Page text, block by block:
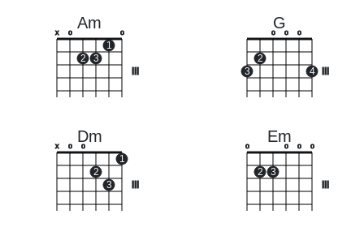
Am
x o
2 3
1
o
G
3
2
o o o
4
Dm
x o o
2
3
1
Em
o
2 3
o o o